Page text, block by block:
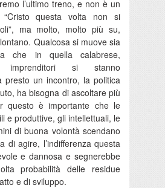
l’ultimo treno, e non è un
questa volta non si
ma molto, molto più su,
Qualcosa si muove sia
che in quella calabrese,
si stanno
presto un incontro, la politica
ha bisogna di ascoltare più
questo è importante che le
e produttive, gli intellettuali, le
di buona volontà scendano
di agire, l’indifferenza questa
e dannosa e segnerebbe
probabilità delle residue
e di sviluppo.